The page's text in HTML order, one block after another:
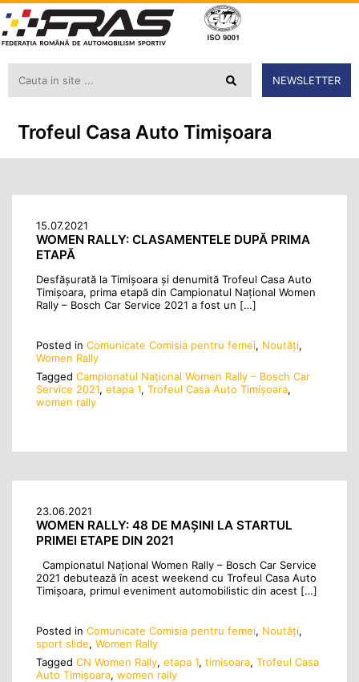
NEWSLETTER
Trofeul Casa Auto Timișoara
15.07.2021
WOMEN RALLY: CLASAMENTELE DUPĂ PRIMA
ETAPĂ
Desfășurată la Timișoara și denumită Trofeul Casa Auto
Timişoara, prima etapă din Campionatul Național Women
Rally – Bosch Car Service 2021 a fost un […]
Posted in Comunicate Comisia pentru femei, Noutăţi,
Women Rally
Tagged Campionatul Național Women Rally – Bosch Car
Service 2021, etapa 1, Trofeul Casa Auto Timișoara,
women rally
23.06.2021
WOMEN RALLY: 48 DE MAŞINI LA STARTUL
PRIMEI ETAPE DIN 2021
Campionatul Național Women Rally – Bosch Car Service
2021 debutează în acest weekend cu Trofeul Casa Auto
Timișoara, primul eveniment automobilistic din acest […]
Posted in Comunicate Comisia pentru femei, Noutăţi,
sport slide, Women Rally
Tagged CN Women Rally, etapa 1, timisoara, Trofeul Casa
Auto Timișoara, women rally